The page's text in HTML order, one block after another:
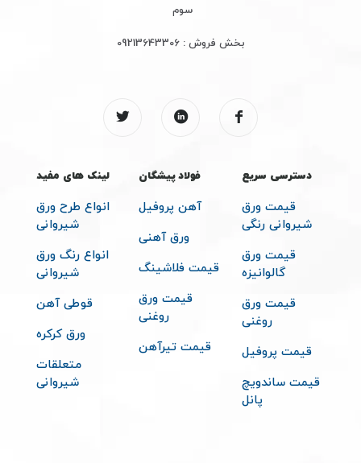
سوم
بخش فروش :09213643306
دسترسی سریع
قیمت ورق
شیروانی رنگی
قیمت ورق
گالوانیزه
قیمت ورق
روغنی
قیمت پروفیل
قیمت ساندویچ
پانل
فولاد پیشگان
آهن پروفیل
ورق آهنی
قیمت فلاشینگ
قیمت ورق
روغنی
قیمت تیرآهن
لینک های مفید
انواع طرح ورق
شیروانی
انواع رنگ ورق
شیروانی
قوطی آهن
ورق کرکره
متعلقات
شیروانی